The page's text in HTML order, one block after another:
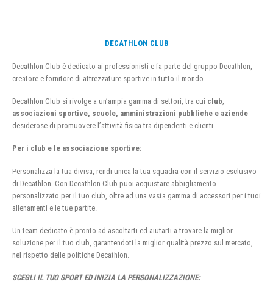
DECATHLON CLUB
Decathlon Club è dedicato ai professionisti e fa parte del gruppo Decathlon,
creatore e fornitore di attrezzature sportive in tutto il mondo.
Decathlon Club si rivolge a un’ampia gamma di settori, tra cui club
associazioni sportive, scuole, amministrazioni pubbliche e aziende
desiderose di promuovere l’attività fisica tra dipendenti e clienti.
Per i club e le associazione sportive:
Personalizza la tua divisa, rendi unica la tua squadra con il servizio esclusivo
di Decathlon. Con Decathlon Club puoi acquistare abbigliamento
personalizzato per il tuo club, oltre ad una vasta gamma di accessori per i tuoi
allenamenti e le tue partite.
Un team dedicato è pronto ad ascoltarti ed aiutarti a trovare la miglior
soluzione per il tuo club, garantendoti la miglior qualità prezzo sul mercato,
nel rispetto delle politiche Decathlon.
SCEGLI IL TUO SPORT ED INIZIA LA PERSONALIZZAZIONE: